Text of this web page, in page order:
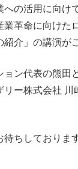
への活用に向
革命に向けた
介」の講演が
ョン代表の熊
ー株式会社
ちしております